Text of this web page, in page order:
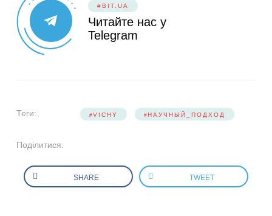
#BIT.UA
Читайте нас у
Telegram
Теги: VICHY НАУЧНЫЙ_ПОДХОД
Поділитися:
SHARE TWEET